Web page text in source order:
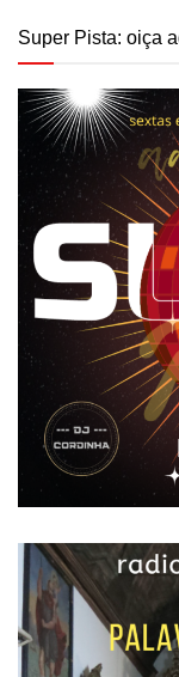
Super Pista: oiça